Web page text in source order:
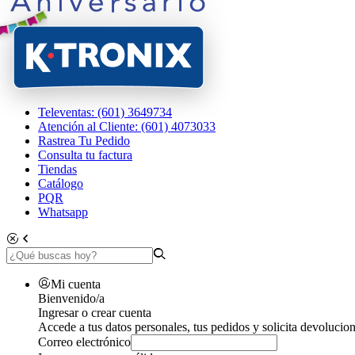
Televentas: (601) 3649734
Atención al Cliente: (601) 4073033
Rastrea Tu Pedido
Consulta tu factura
Tiendas
Catálogo
PQR
Whatsapp
Mi cuenta
Bienvenido/a
Ingresar o crear cuenta
Accede a tus datos personales, tus pedidos y solicita
Correo electrónico